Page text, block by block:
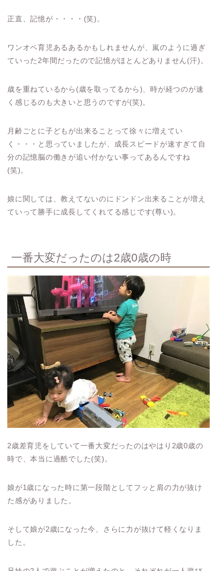
正直、記憶が・・・・(笑)。
ワンオペ育児あるあるかもしれませんが、嵐のように過ぎ
ていった2年間だったので記憶がほとんどありません(汗)。
歳を重ねているから(歳を取ってるから)、時が経つのが速
く感じるのも大きいと思うのですが(笑)。
月齢ごとに子どもが出来ることって徐々に増えてい
く・・・と思っていましたが、成長スピードが速すぎて自
分の記憶脳の働きが追い付かない事ってあるんですね
(笑)。
娘に関しては、教えてないのにドンドン出来ることが増え
ていって勝手に成長してくれてる感じです(尊い)。
一番大変だったのは2歳0歳の時
2歳差育児をしていて一番大変だったのはやはり2歳0歳の
時で、本当に過酷でした(笑)。
娘が1歳になった時に第一段階としてフッと肩の力が抜け
た感がありました。
そして娘が2歳になった今、さらに力が抜けて軽くなりま
した。